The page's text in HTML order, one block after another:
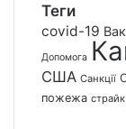
Теги
covid-19
Допомога
США Санкції
пожежа страйк